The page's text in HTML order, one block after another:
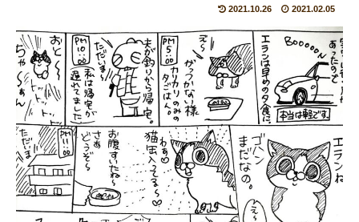
2021.10.26 2021.02.05